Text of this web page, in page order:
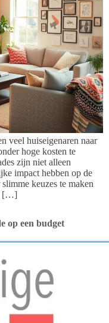
veel huiseigenaren naar
hoge kosten te
zijn niet alleen
impact hebben op de
keuzes te maken
[…]
op een budget